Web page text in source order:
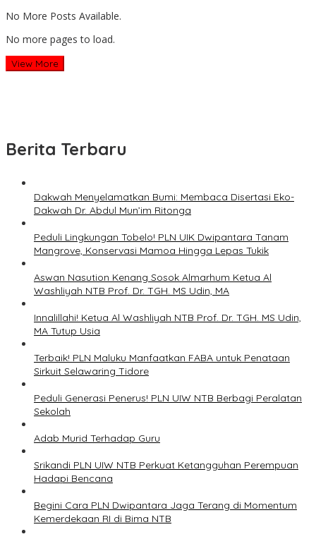
No More Posts Available.
No more pages to load.
View More
Berita Terbaru
Dakwah Menyelamatkan Bumi: Membaca Disertasi Eko-
Dakwah Dr. Abdul Mun’im Ritonga
Peduli Lingkungan Tobelo! PLN UIK Dwipantara Tanam
Mangrove, Konservasi Mamoa Hingga Lepas Tukik
Aswan Nasution Kenang Sosok Almarhum Ketua Al
Washliyah NTB Prof. Dr. TGH. MS Udin, MA
Innalillahi! Ketua Al Washliyah NTB Prof. Dr. TGH. MS Udin,
MA Tutup Usia
Terbaik! PLN Maluku Manfaatkan FABA untuk Penataan
Sirkuit Selawaring Tidore
Peduli Generasi Penerus! PLN UIW NTB Berbagi Peralatan
Sekolah
Adab Murid Terhadap Guru
Srikandi PLN UIW NTB Perkuat Ketangguhan Perempuan
Hadapi Bencana
Begini Cara PLN Dwipantara Jaga Terang di Momentum
Kemerdekaan RI di Bima NTB